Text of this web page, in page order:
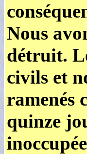
Nous
détruit.
civils et
ramenés
quinze